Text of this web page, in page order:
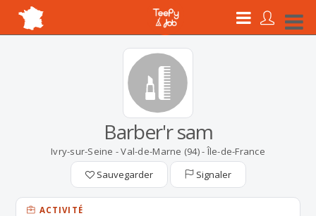
Barber'r sam
Ivry-sur-Seine - Val-de-Marne (94) - Île-de-France
Sauvegarder
Signaler
ACTIVITÉ